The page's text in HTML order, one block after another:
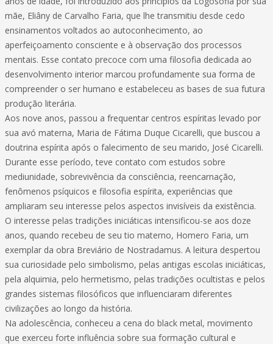
mãe, Eliâny de Carvalho Faria, que lhe transmitiu desde cedo
ensinamentos voltados ao autoconhecimento, ao
aperfeiçoamento consciente e à observação dos processos
mentais. Esse contato precoce com uma filosofia dedicada ao
desenvolvimento interior marcou profundamente sua forma de
compreender o ser humano e estabeleceu as bases de sua futura
produção literária.
Aos nove anos, passou a frequentar centros espíritas levado por
sua avó materna, Maria de Fátima Duque Cicarelli, que buscou a
doutrina espírita após o falecimento de seu marido, José Cicarelli.
Durante esse período, teve contato com estudos sobre
mediunidade, sobrevivência da consciência, reencarnação,
fenômenos psíquicos e filosofia espírita, experiências que
ampliaram seu interesse pelos aspectos invisíveis da existência.
O interesse pelas tradições iniciáticas intensificou-se aos doze
anos, quando recebeu de seu tio materno, Homero Faria, um
exemplar da obra Breviário de Nostradamus. A leitura despertou
sua curiosidade pelo simbolismo, pelas antigas escolas iniciáticas,
pela alquimia, pelo hermetismo, pelas tradições ocultistas e pelos
grandes sistemas filosóficos que influenciaram diferentes
civilizações ao longo da história.
Na adolescência, conheceu a cena do black metal, movimento
que exerceu forte influência sobre sua formação cultural e